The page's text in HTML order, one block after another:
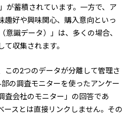
が蓄積されています。一方で、ア
趣好や興味関心、購入意向といっ
識データ）」は、多くの場合、
収集されます。
この2つのデータが分離して管理さ
の調査モニターを使ったアンケー
査会社のモニター」の回答であ
ースとは直接リンクしません。その